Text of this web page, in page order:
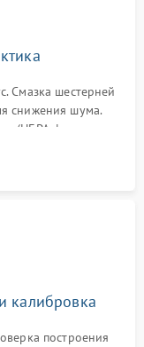
Смазка шестерней
снижения шума.
(HEPA-фильтров,
разъемов и
калибровка
построения